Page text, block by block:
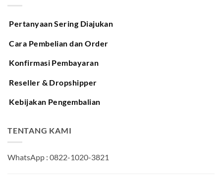
Pertanyaan Sering Diajukan
Cara Pembelian dan Order
Konfirmasi Pembayaran
Reseller & Dropshipper
Kebijakan Pengembalian
TENTANG KAMI
WhatsApp : 0822-1020-3821